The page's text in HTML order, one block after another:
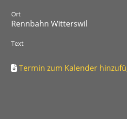
Ort
Rennbahn Witterswil
Text
Termin zum Kalender